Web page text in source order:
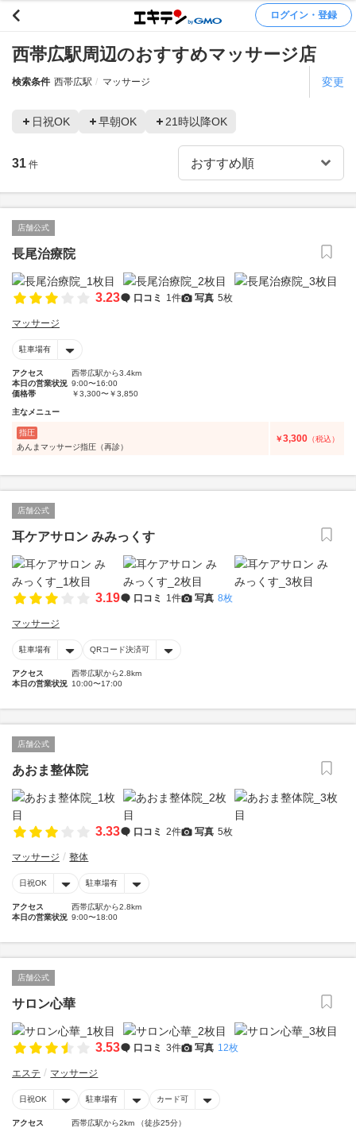
ログイン・登録
西帯広駅周辺のおすすめマッサージ店
検索条件 西帯広駅 マッサージ 変更
日祝OK 早朝OK 21時以降OK
31 件
店舗公式
長尾治療院
3.23 口コミ 1件 写真 5枚
マッサージ
駐車場有
アクセス
西帯広駅から3.4km
本日の営業状況 9:00〜16:00
価格帯
￥3,300〜￥3,850
主なメニュー
指圧
あんまマッサージ指圧（再診）
￥3,300 （税込）
店舗公式
耳ケアサロン みみっくす
3.19 口コミ 1件 写真 8枚
マッサージ
駐車場有 QRコード決済可
アクセス
西帯広駅から2.8km
本日の営業状況 10:00〜17:00
店舗公式
あおま整体院
3.33 口コミ 2件 写真 5枚
マッサージ 整体
日祝OK 駐車場有
アクセス
西帯広駅から2.8km
本日の営業状況 9:00〜18:00
店舗公式
サロン心華
3.53 口コミ 3件 写真 12枚
エステ マッサージ
日祝OK 駐車場有 カード可
アクセス
西帯広駅から2km （徒歩25分）